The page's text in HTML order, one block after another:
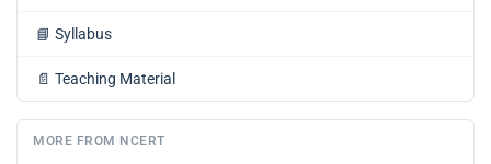
📘 Syllabus
📄 Teaching Material
MORE FROM NCERT